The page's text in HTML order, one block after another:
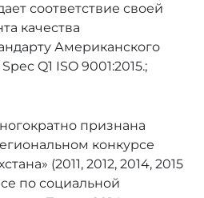
соответствие своей
качества
Американского
Q1 ISO 9001:2015.;
признана
конкурсе
(2011, 2012, 2014, 2015
по социальной